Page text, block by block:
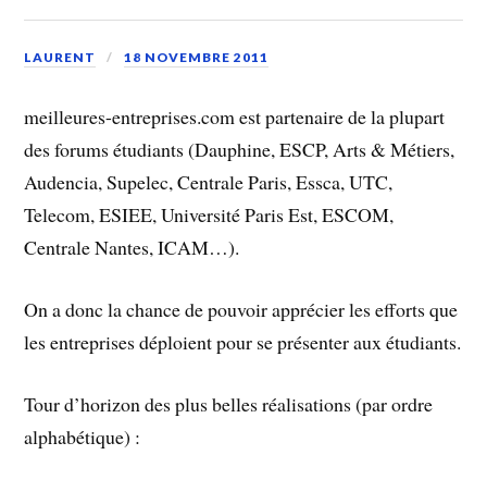
LAURENT 18 NOVEMBRE 2011
meilleures-entreprises.com est partenaire de la plupart
des forums étudiants (Dauphine, ESCP, Arts & Métiers,
Audencia, Supelec, Centrale Paris, Essca, UTC,
Telecom, ESIEE, Université Paris Est, ESCOM,
Centrale Nantes, ICAM…).
On a donc la chance de pouvoir apprécier les efforts que
les entreprises déploient pour se présenter aux étudiants.
Tour d’horizon des plus belles réalisations (par ordre
alphabétique) :